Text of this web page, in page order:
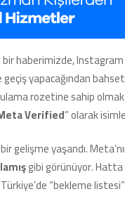
haberimizde,
yapacağından
rozetine sahip olmak
Verified” olarak
gelişme yaşandı.
gibi görünüyor.
“bekleme